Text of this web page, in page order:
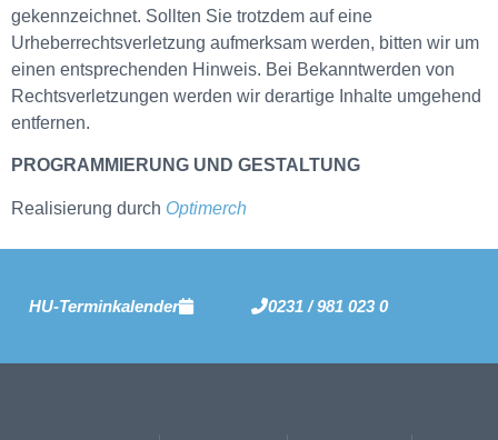
gekennzeichnet. Sollten Sie trotzdem auf eine
Urheberrechtsverletzung aufmerksam werden, bitten wir um
einen entsprechenden Hinweis. Bei Bekanntwerden von
Rechtsverletzungen werden wir derartige Inhalte umgehend
entfernen.
PROGRAMMIERUNG UND GESTALTUNG
Realisierung durch Optimerch
HU-Terminkalender 0231 / 981 023 0